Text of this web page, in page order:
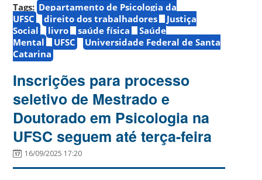
Tags: Departamento de Psicologia da
UFSC
direito dos trabalhadores
Justiça
Social
livro saúde física
Saúde
Mental
UFSC
Universidade Federal de Santa
Catarina
Inscrições para processo
seletivo de Mestrado e
Doutorado em Psicologia na
UFSC seguem até terça-feira
16/09/2025 17:20